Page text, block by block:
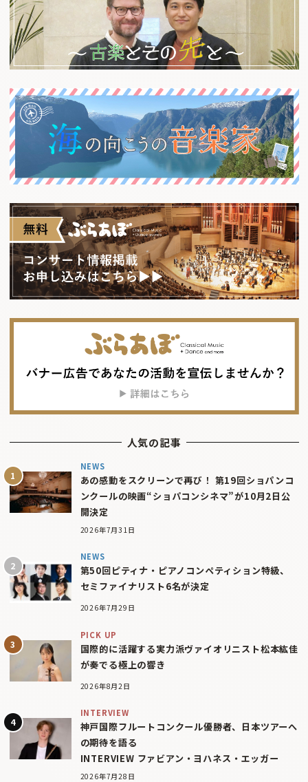
人気の記事
NEWS
あの感動をスクリーンで再び！ 第19回ショパンコ
ンクールの映画“ショパコンシネマ”が10月2日公
開決定
2026年7月31日
NEWS
第50回ピティナ・ピアノコンペティション特級、
セミファイナリスト6名が決定
2026年7月29日
PICK UP
国際的に活躍する実力派ヴァイオリニスト松本紘佳
が奏でる極上の響き
2026年8月2日
INTERVIEW
神戸国際フルートコンクール優勝者、日本ツアーへ
の期待を語る
INTERVIEW ファビアン・ヨハネス・エッガー
2026年7月28日